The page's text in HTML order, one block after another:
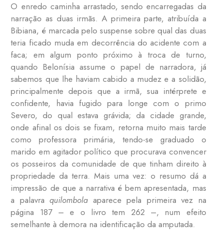
O enredo caminha arrastado, sendo encarregadas da
narração as duas irmãs. A primeira parte, atribuída a
Bibiana, é marcada pelo suspense sobre qual das duas
teria ficado muda em decorrência do acidente com a
faca; em algum ponto próximo à troca de turno,
quando Belonísia assume o papel de narradora, já
sabemos que lhe haviam cabido a mudez e a solidão,
principalmente depois que a irmã, sua intérprete e
confidente, havia fugido para longe com o primo
Severo, do qual estava grávida; da cidade grande,
onde afinal os dois se fixam, retorna muito mais tarde
como professora primária, tendo-se graduado o
marido em agitador político que procurava convencer
os posseiros da comunidade de que tinham direito à
propriedade da terra. Mais uma vez: o resumo dá a
impressão de que a narrativa é bem apresentada, mas
a palavraquilombola aparece pela primeira vez na
página 187 – e o livro tem 262 –, num efeito
semelhante à demora na identificação da amputada.